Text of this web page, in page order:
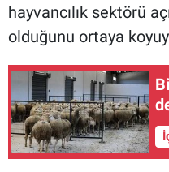
hayvancılık sektörü
olduğunu ortaya